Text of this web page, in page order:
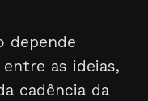
depende
as ideias,
cadência da